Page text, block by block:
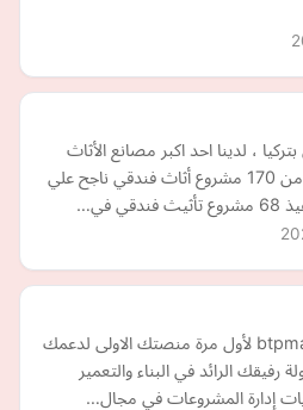
، لدينا احد اكبر مصانع الأثاث
الفندقي في تركيا ، نفذنا اكثر من 170 مشروع أثاث فندقي ناجح علي
في…
منصة البناء والتعمير btpma. com لأول مرة منصتك الاولى لدعمك
رفيقك الرائد في البناء والتعمير
إدارة المشروعات في مجال…